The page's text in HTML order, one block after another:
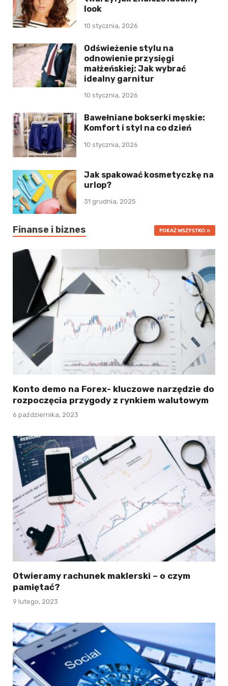
look
10 stycznia, 2026
Odświeżenie stylu na
odnowienie przysięgi
małżeńskiej: Jak wybrać
idealny garnitur
10 stycznia, 2026
Bawełniane bokserki męskie:
Komfort i styl na co dzień
10 stycznia, 2026
Jak spakować kosmetyczkę na
urlop?
31 grudnia, 2025
Finanse i biznes POKAŻ WSZYSTKO
Konto demo na Forex- kluczowe narzędzie do
rozpoczęcia przygody z rynkiem walutowym
6 października, 2023
Otwieramy rachunek maklerski – o czym
pamiętać?
9 lutego, 2023